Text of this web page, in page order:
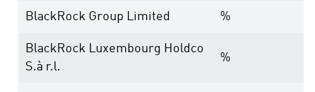
BlackRock Group Limited %
BlackRock Luxembourg Holdco
S.à r.l.
%